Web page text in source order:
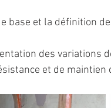
base et la définition
des variations
et de maintien